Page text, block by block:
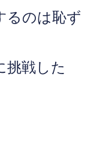
るのは恥ず
戦した